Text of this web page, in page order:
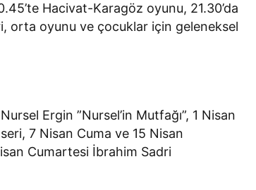
Hacivat-Karagöz oyunu, 21.30’da
orta oyunu ve çocuklar için geleneksel
Ergin ”Nursel’in Mutfağı”, 1 Nisan
7 Nisan Cuma ve 15 Nisan
Cumartesi İbrahim Sadri